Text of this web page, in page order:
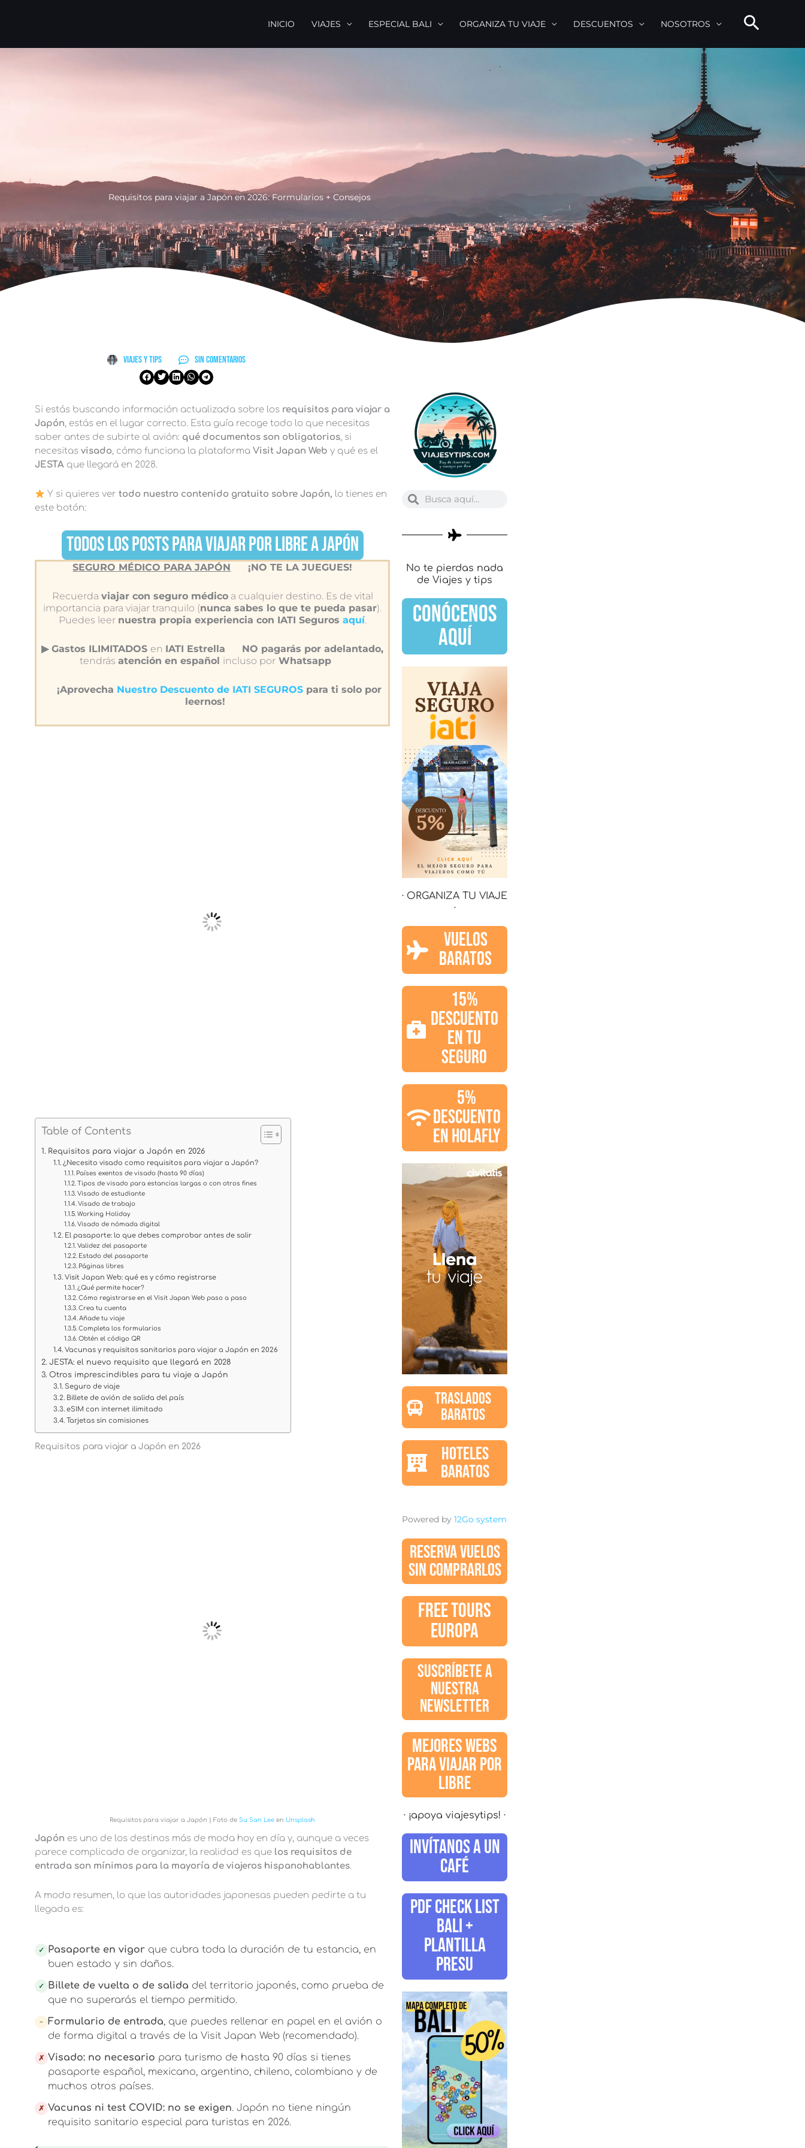
INICIO VIAJES ESPECIAL BALI ORGANIZA TU VIAJE DESCUENTOS NOSOTROS
Requisitos para viajar a Japón en 2026: Formularios + Consejos
Viajes y Tips Sin comentarios
Si estás buscando información actualizada sobre los requisitos para viajar a
Japón, estás en el lugar correcto. Esta guía recoge todo lo que necesitas
saber antes de subirte al avión: qué documentos son obligatorios, si
necesitas visado, cómo funciona la plataforma Visit Japan Web y qué es el
JESTAque llegará en 2028.
Y si quieres vertodo nuestro contenido gratuito sobre Japón, lo tienes en
este botón:
TODOS LOS POSTS PARA VIAJAR POR LIBRE A JAPÓN
SEGURO MÉDICO PARA JAPÓN ¡NO TE LA JUEGUES!
Recuerda viajar con seguro médicoa cualquier destino. Es de vital
importancia para viajar tranquilo (nunca sabes lo que te pueda pasar).
Puedes leer nuestra propia experiencia con IATI Seguros aquí.
▶︎ Gastos ILIMITADOS en IATI Estrella
NO pagarás por adelantado,
tendrás atención en español incluso porWhatsapp
¡Aprovecha Nuestro Descuento de IATI SEGUROSpara ti solo por
leernos!
Table of Contents
Requisitos para viajar a Japón en 2026
¿Necesito visado como requisitos para viajar a Japón?
Países exentos de visado (hasta 90 días)
Tipos de visado para estancias largas o con otros fines
Visado de estudiante
Visado de trabajo
Working Holiday
Visado de nómada digital
El pasaporte: lo que debes comprobar antes de salir
Validez del pasaporte
Estado del pasaporte
Páginas libres
Visit Japan Web: qué es y cómo registrarse
¿Qué permite hacer?
Cómo registrarse en el Visit Japan Web paso a paso
Crea tu cuenta
Añade tu viaje
Completa los formularios
Obtén el código QR
Vacunas y requisitos sanitarios para viajar a Japón en 2026
JESTA: el nuevo requisito que llegará en 2028
Otros imprescindibles para tu viaje a Japón
Seguro de viaje
Billete de avión de salida del país
eSIM con internet ilimitado
Tarjetas sin comisiones
Requisitos para viajar a Japón en 2026
Requisitos para viajar a Japón | Foto deSu San Lee en Unsplash
Japón es uno de los destinos más de moda hoy en día y, aunque a veces
parece complicado de organizar, la realidad es que los requisitos de
entrada son mínimos para la mayoría de viajeros hispanohablantes.
A modo resumen, lo que las autoridades japonesas pueden pedirte a tu
llegada es:
✓ Pasaporte en vigorque cubra toda la duración de tu estancia, en
buen estado y sin daños.
✓ Billete de vuelta o de salida del territorio japonés, como prueba de
que no superarás el tiempo permitido.
~ Formulario de entrada, que puedes rellenar en papel en el avión o
de forma digital a través de la Visit Japan Web (recomendado).
✗ Visado: no necesario para turismo de hasta 90 días si tienes
pasaporte español, mexicano, argentino, chileno, colombiano y de
muchos otros países.
✗ Vacunas ni test COVID: no se exigen. Japón no tiene ningún
requisito sanitario especial para turistas en 2026.
BuscarBuscar
No te pierdas nada
de Viajes y tips
CONÓCENOS
AQUÍ
· ORGANIZA TU VIAJE
·
VUELOS
BARATOS
15%
DESCUENTO
EN TU
SEGURO
5%
DESCUENTO
EN HOLAFLY
TRASLADOS
BARATOS
HOTELES
BARATOS
Powered by12Go system
RESERVA VUELOS
SIN COMPRARLOS
FREE TOURS
EUROPA
SUSCRÍBETE A
NUESTRA
NEWSLETTER
MEJORES WEBS
PARA VIAJAR POR
LIBRE
· ¡apoya viajesytips! ·
INVÍTANOS A UN
CAFÉ
PDF CHECK LIST
BALI +
PLANTILLA
PRESU